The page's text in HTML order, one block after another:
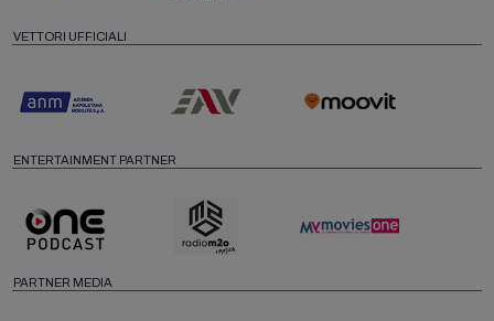
VETTORI UFFICIALI
ENTERTAINMENT PARTNER
PARTNER MEDIA